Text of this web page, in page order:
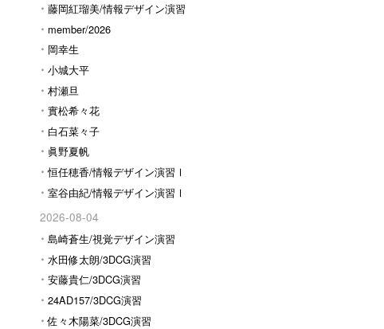
藤岡紅瑠美/情報デザイン演習
Ⅰ member/2026
岡幸生
小城大平
村瀬旦
實松希々花
白石菜々子
眞野夏帆
恒任穂香/情報デザイン演習Ⅰ
室谷由紀/情報デザイン演習Ⅰ
2026-08-04
島崎蒼生/視覚デザイン演習
水田修太朗/3DCG演習
安藤貴仁/3DCG演習
24AD157/3DCG演習
佐々木陽菜/3DCG演習